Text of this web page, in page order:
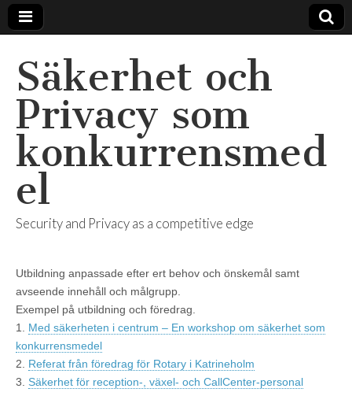
Säkerhet och
Privacy som
konkurrensmed
el
Security and Privacy as a competitive edge
Utbildning anpassade efter ert behov och önskemål samt
avseende innehåll och målgrupp.
Exempel på utbildning och föredrag.
1. Med säkerheten i centrum – En workshop om säkerhet som
konkurrensmedel
2. Referat från föredrag för Rotary i Katrineholm
3. Säkerhet för reception-, växel- och CallCenter-personal